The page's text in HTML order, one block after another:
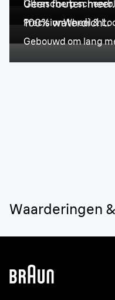
Ultrascherp
Geen fouten meer.
PrecisionWheel &
100% waterdicht.
Gebouwd om lang
Waarderingen